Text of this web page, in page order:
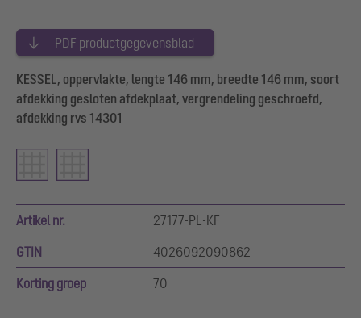
PDF productgegevensblad
KESSEL, oppervlakte, lengte 146 mm, breedte 146 mm, soort
afdekking gesloten afdekplaat, vergrendeling geschroefd,
afdekking rvs 14301
Artikel nr. 27177-PL-KF
GTIN 4026092090862
Korting groep 70